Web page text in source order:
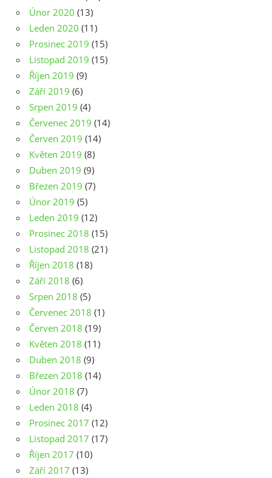
Únor 2020 (13)
Leden 2020 (11)
Prosinec 2019 (15)
Listopad 2019 (15)
Říjen 2019 (9)
Září 2019 (6)
Srpen 2019 (4)
Červenec 2019 (14)
Červen 2019 (14)
Květen 2019 (8)
Duben 2019 (9)
Březen 2019 (7)
Únor 2019 (5)
Leden 2019 (12)
Prosinec 2018 (15)
Listopad 2018 (21)
Říjen 2018 (18)
Září 2018 (6)
Srpen 2018 (5)
Červenec 2018 (1)
Červen 2018 (19)
Květen 2018 (11)
Duben 2018 (9)
Březen 2018 (14)
Únor 2018 (7)
Leden 2018 (4)
Prosinec 2017 (12)
Listopad 2017 (17)
Říjen 2017 (10)
Září 2017 (13)